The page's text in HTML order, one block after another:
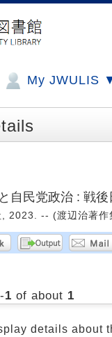
My JWULIS
自民党政治 : 戦
2023. -- (渡辺治著
-1 of about 1
details about